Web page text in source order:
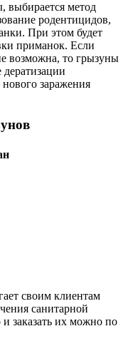
выбирается метод
родентицидов,
При этом будет
приманок. Если
возможна, то грызуны
заражения
своим клиентам
санитарной
заказать их можно по